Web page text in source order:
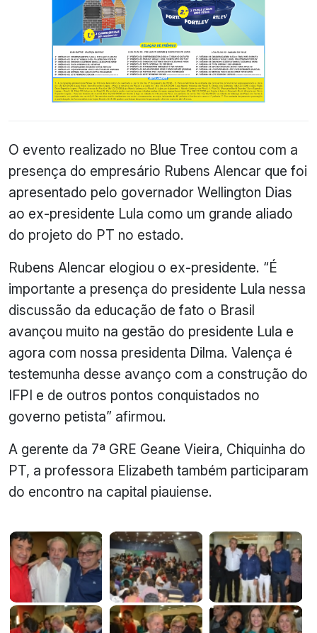
O evento realizado no Blue Tree contou com a
presença do empresário Rubens Alencar que foi
apresentado pelo governador Wellington Dias
ao ex-presidente Lula como um grande aliado
do projeto do PT no estado.
Rubens Alencar elogiou o ex-presidente. “É
importante a presença do presidente Lula nessa
discussão da educação de fato o Brasil
avançou muito na gestão do presidente Lula e
agora com nossa presidenta Dilma. Valença é
testemunha desse avanço com a construção do
IFPI e de outros pontos conquistados no
governo petista” afirmou.
A gerente da 7ª GRE Geane Vieira, Chiquinha do
PT, a professora Elizabeth também participaram
do encontro na capital piauiense.